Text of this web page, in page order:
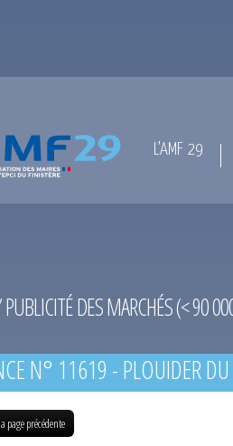
L’AMF 29
PUBLICITÉ DES MARCHÉS (< 90
N° 11619 - PLOUIDER
page précédente